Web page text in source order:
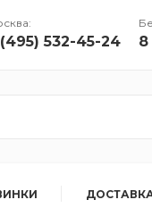
532-45-24 8